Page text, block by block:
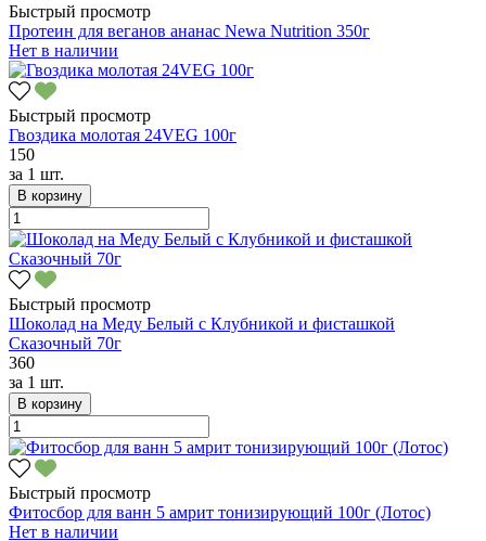
Быстрый просмотр
Протеин для веганов ананас Newa Nutrition 350г
Нет в наличии
Быстрый просмотр
Гвоздика молотая 24VEG 100г
150
за 1 шт.
В корзину
Быстрый просмотр
Шоколад на Меду Белый с Клубникой и фисташкой
Сказочный 70г
360
за 1 шт.
В корзину
Быстрый просмотр
Фитосбор для ванн 5 амрит тонизирующий 100г (Лотос)
Нет в наличии